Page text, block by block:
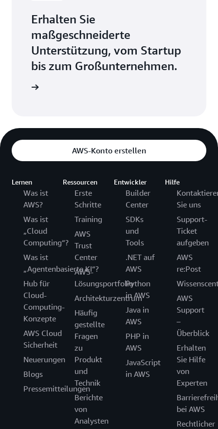
Erhalten Sie
maßgeschneiderte
Unterstützung, vom Startup
bis zum Großunternehmen.
AWS-Konto erstellen
Lernen
Was ist
AWS?
Was ist
„Cloud
Computing“?
Was ist
„Agentenbasierte KI“?
Hub für
Cloud-
Computing-
Konzepte
AWS Cloud
Sicherheit
Neuerungen
Blogs
Pressemitteilungen
Ressourcen
Erste
Schritte
Training
AWS
Trust
Center
AWS-
Lösungsportfolio
Architekturzentrum
Häufig
gestellte
Fragen
zu
Produkt
und
Technik
Berichte
von
Analysten
Entwickler
Builder
Center
SDKs
und
Tools
.NET auf
AWS
Python
in AWS
Java in
AWS
PHP in
AWS
JavaScript
in AWS
Hilfe
Sie uns
Support-
Ticket
aufgeben
AWS
re:Post
AWS
Support
–
Überblick
Erhalten
Sie Hilfe
von
Experten
bei AWS
Rechtlicher